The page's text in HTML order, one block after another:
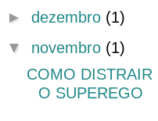
► dezembro (1)
▼ novembro (1)
COMO DISTRAIR
O SUPEREGO